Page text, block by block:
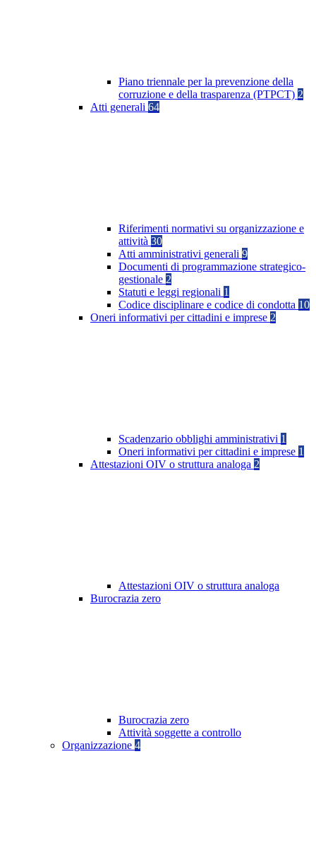
Piano triennale per la prevenzione della
corruzione e della trasparenza (PTPCT) 2
Atti generali 64
Riferimenti normativi su organizzazione e
attività 30
Atti amministrativi generali 9
Documenti di programmazione strategico-
gestionale 2
Statuti e leggi regionali 1
Codice disciplinare e codice di condotta 10
Oneri informativi per cittadini e imprese 2
Scadenzario obblighi amministrativi 1
Oneri informativi per cittadini e imprese 1
Attestazioni OIV o struttura analoga 2
Attestazioni OIV o struttura analoga
Burocrazia zero
Burocrazia zero
Attività soggette a controllo
Organizzazione 4